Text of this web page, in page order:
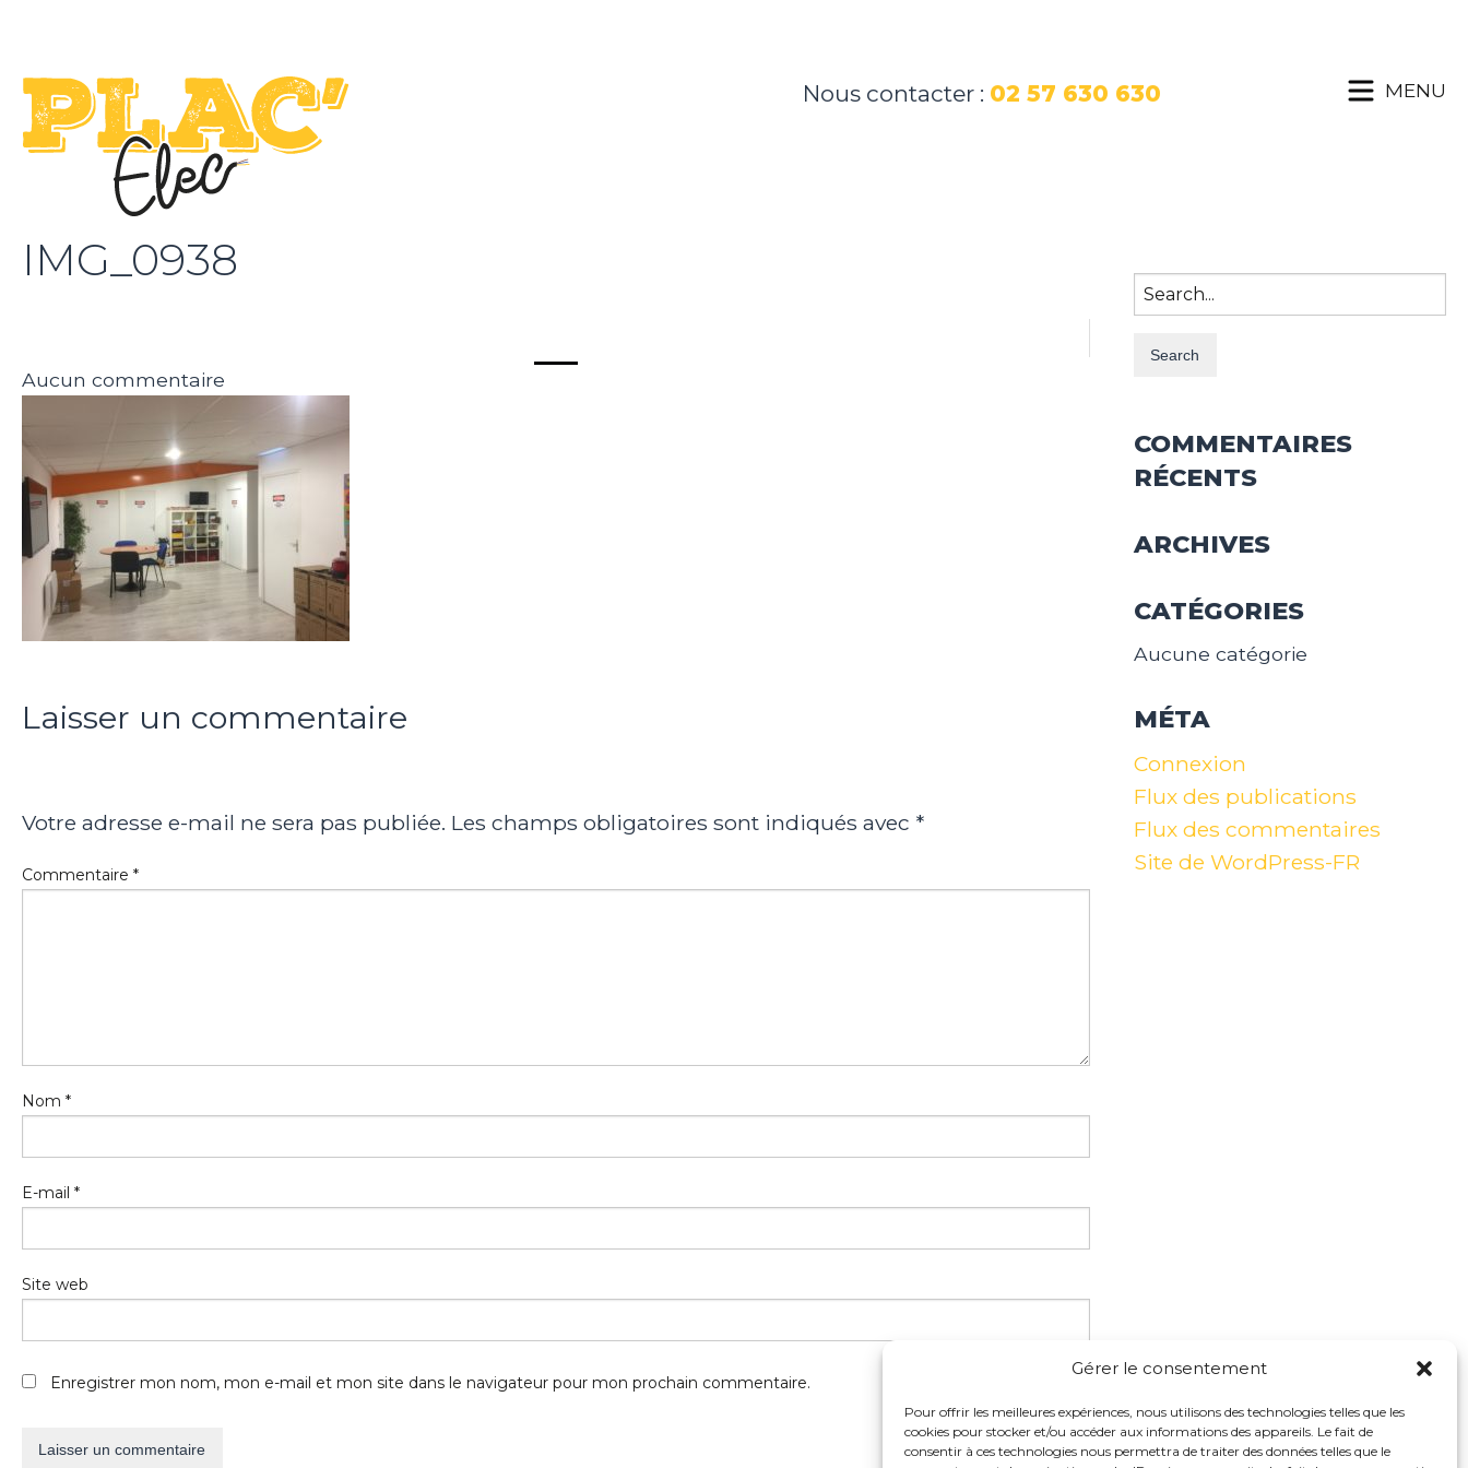
Gérer le consentement
Pour offrir les meilleures expériences, nous utilisons des technologies telles que les
cookies pour stocker et/ou accéder aux informations des appareils. Le fait de
consentir à ces technologies nous permettra de traiter des données telles que le
Nous contacter : 02 57 630 630 MENU
IMG_0938
Aucun commentaire
Laisser un commentaire
Votre adresse e-mail ne sera pas publiée. Les champs obligatoires sont indiqués avec *
Commentaire *
Nom *
E-mail *
Site web
Enregistrer mon nom, mon e-mail et mon site dans le navigateur pour mon prochain commentaire.
Search
for:
COMMENTAIRES
RÉCENTS
ARCHIVES
CATÉGORIES
Aucune catégorie
MÉTA
Connexion
Flux des publications
Flux des commentaires
Site de WordPress-FR